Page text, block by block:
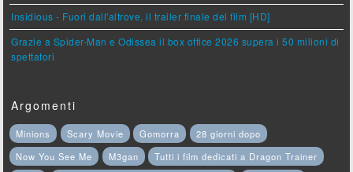
Insidious - Fuori dall'altrove, il trailer finale del film [HD]
Grazie a Spider-Man e Odissea il box office 2026 supera i 50 milioni di
spettatori
Argomenti
Minions Scary Movie Gomorra
28 giorni dopo
Now You See Me
M3gan
Tutti i film dedicati a Dragon Trainer